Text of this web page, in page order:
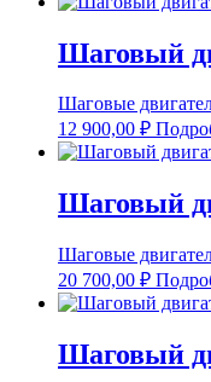
Шаговый
Шаговые
12 900,00 ₽
Шаговый
Шаговые
20 700,00 ₽
Шаговый